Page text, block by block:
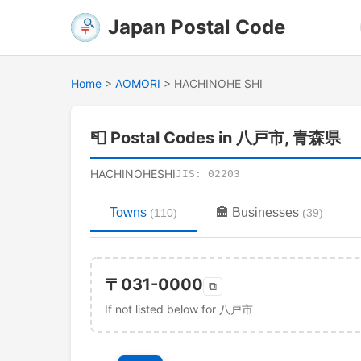
Japan Postal Code
Home > AOMORI > HACHINOHE SHI
📮 Postal Codes in 八戸市, 青森県
HACHINOHESHIJIS: 02203
Towns (110) 🏣 Businesses (39)
〒 031-0000 ⧉
If not listed below for 八戸市